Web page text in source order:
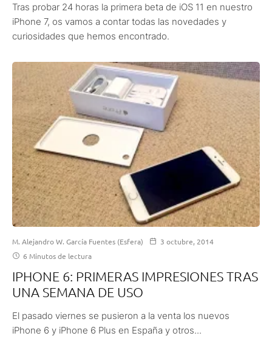
Tras probar 24 horas la primera beta de iOS 11 en nuestro
iPhone 7, os vamos a contar todas las novedades y
curiosidades que hemos encontrado.
M. Alejandro W. García Fuentes (Esfera)
3 octubre, 2014
6 Minutos de lectura
IPHONE 6: PRIMERAS IMPRESIONES TRAS
UNA SEMANA DE USO
El pasado viernes se pusieron a la venta los nuevos
iPhone 6 y iPhone 6 Plus en España y otros...